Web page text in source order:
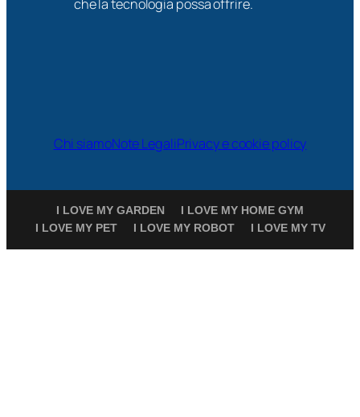
che la tecnologia possa offrire.
Chi siamoNote LegaliPrivacy e cookie policy
I LOVE MY GARDEN
I LOVE MY HOME GYM
I LOVE MY PET
I LOVE MY ROBOT I LOVE MY TV